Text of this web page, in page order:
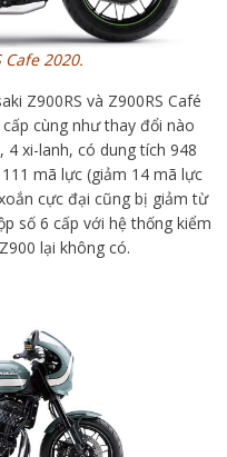
Cafe 2020.
Z900RS và Z900RS Café
cùng như thay đổi nào
4 xi-lanh, có dung tích 948
mã lực (giảm 14 mã lực
cực đại cũng bị giảm từ
số 6 cấp với hệ thống kiểm
lại không có.